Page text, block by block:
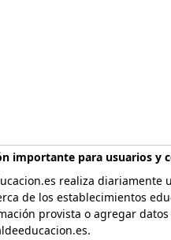
importante para usuarios y
realiza
de los establecimientos
provista o agregar